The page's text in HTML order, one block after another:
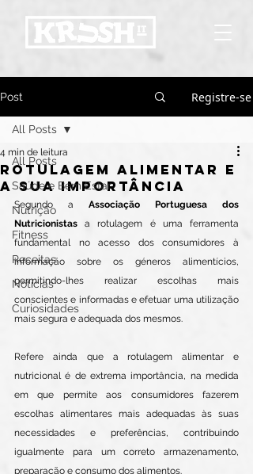
Post Registre-se
All Posts
Saúde e Bem Estar
Nutrição
Fitness
Receitas
Notícias
Curiosidades
All Posts
Rotulagem alimentar e
a sua importância
4 min de leitura
Segundo a Associação Portuguesa dos
Nutricionistas a rotulagem é uma ferramenta
fundamental no acesso dos consumidores à
informação sobre os géneros alimentícios,
permitindo-lhes realizar escolhas mais
conscientes e informadas e efetuar uma utilização
mais segura e adequada dos mesmos.
Refere ainda que a rotulagem alimentar e
nutricional é de extrema importância, na medida
em que permite aos consumidores fazerem
escolhas alimentares mais adequadas às suas
necessidades e preferências, contribuindo
igualmente para um correto armazenamento,
preparação e consumo dos alimentos.